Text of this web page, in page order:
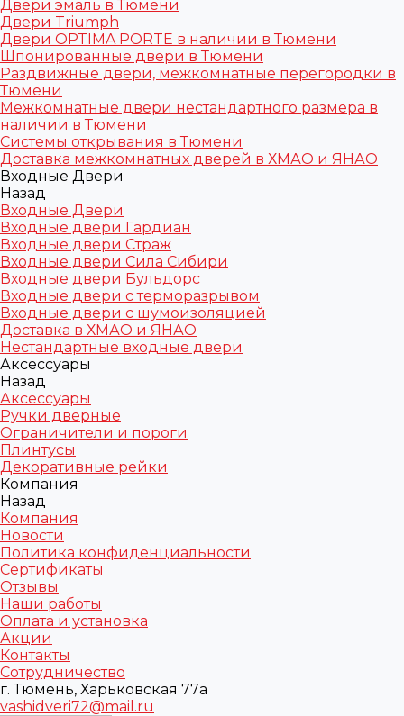
Двери эмаль в Тюмени
Двери Triumph
Двери OPTIMA PORTE в наличии в Тюмени
Шпонированные двери в Тюмени
Раздвижные двери, межкомнатные перегородки в
Тюмени
Межкомнатные двери нестандартного размера в
наличии в Тюмени
Системы открывания в Тюмени
Доставка межкомнатных дверей в ХМАО и ЯНАО
Входные Двери
Назад
Входные Двери
Входные двери Гардиан
Входные двери Страж
Входные двери Сила Сибири
Входные двери Бульдорс
Входные двери с терморазрывом
Входные двери с шумоизоляцией
Доставка в ХМАО и ЯНАО
Нестандартные входные двери
Аксессуары
Назад
Аксессуары
Ручки дверные
Ограничители и пороги
Плинтусы
Декоративные рейки
Компания
Назад
Компания
Новости
Политика конфиденциальности
Сертификаты
Отзывы
Наши работы
Оплата и установка
Акции
Контакты
Сотрудничество
г. Тюмень, Харьковская 77а
vashidveri72@mail.ru